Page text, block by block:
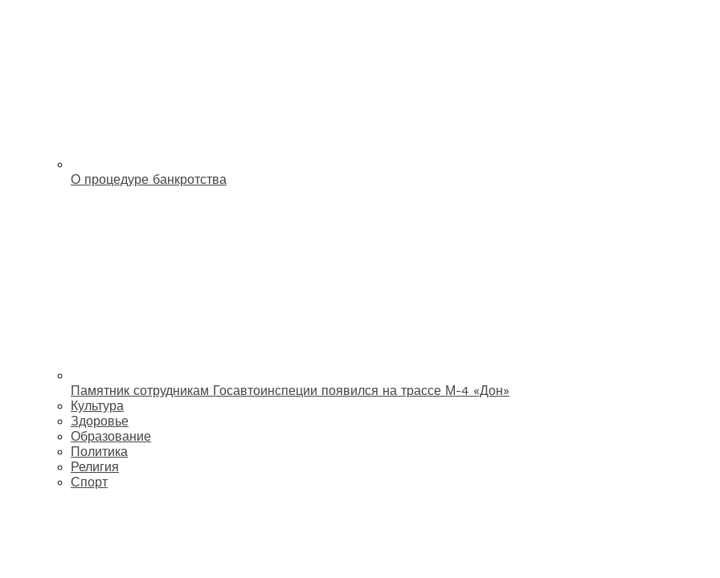
О процедуре банкротства
Памятник сотрудникам Госавтоинспеции появился на трассе М-4 «Дон»
Культура
Здоровье
Образование
Политика
Религия
Спорт